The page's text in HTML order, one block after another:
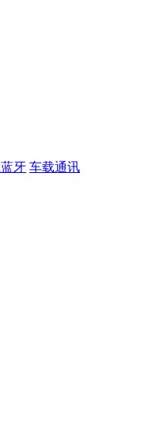
牙 车载通讯